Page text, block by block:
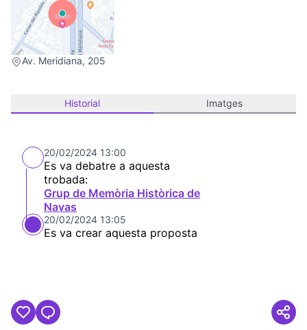
Av. Meridiana, 205
(Link externo)
Historial Imatges
20/02/2024 13:00
Es va debatre a aquesta
trobada:
Grup de Memòria Històrica de
Navas
20/02/2024 13:05
Es va crear aquesta proposta